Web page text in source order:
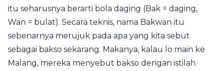
itu seharusnya berarti bola daging (Bak = daging,
Wan = bulat). Secara teknis, nama Bakwan itu
sebenarnya merujuk pada apa yang kita sebut
sebagai bakso sekarang. Makanya, kalau lo main ke
Malang, mereka menyebut bakso dengan istilah